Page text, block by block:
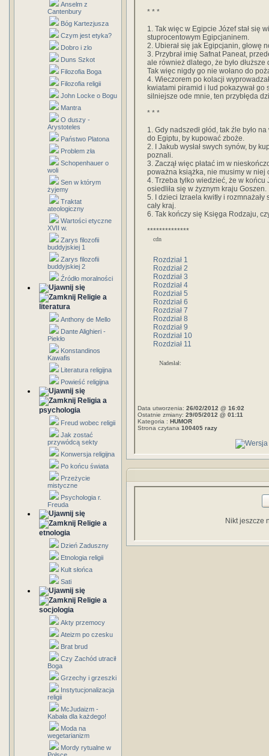
Anselm z
Cantenbury
Bóg Kartezjusza
Czym jest etyka?
Dobro i zlo
Duns Szkot
Filozofia Boga
Filozofia religii
John Locke o Bogu
Mantra
O duszy -
Arystoteles
Państwo Platona
Problem zła
Schopenhauer o
woli
Sen w którym
żyjemy
Traktat
ateologiczny
Wartości etyczne
XVII w.
Zarys filozofii
buddyjskiej 1
Zarys filozofii
buddyjskiej 2
Źródło moralności
Religie a
literatura
Anthony de Mello
Dante Alighieri -
Piekło
Konstandinos
Kawafis
Literatura religijna
Powieść religijna
Religia a
psychologia
Freud wobec religii
Jak zostać
przywódcą sekty
Konwersja religijna
Po końcu świata
Przeżycie
mistyczne
Psychologia r.
Freuda
Religie a
etnologia
Dzień Zaduszny
Etnologia religii
Kult słońca
Sati
Religie a
socjologia
Akty przemocy
Ateizm po czesku
Brat brud
Czy Zachód utracił
Boga
Grzechy i grzeszki
Instytucjonalizacja
religii
McJudaizm -
Kabała dla każdego!
Moda na
wegetarianizm
Mordy rytualne w
* * *
1. Tak więc w Egipcie Józef stał się
stuprocentowym Egipcjaninem.
2. Ubierał się jak Egipcjanin, głowę
3. Przybrał imię Safnat Paneat,
ale również dlatego, że było
Tak więc nigdy go nie wołano do
4. Wieczorem po kolacji
kwiatami piramid i lud pokazywał
silniejsze ode mnie, ten przybłęda
* * *
1. Gdy nadszedł głód, tak źle było
do Egiptu, by kupować zboże.
2. I Jakub wysłał swych synów, by
poznali.
3. Zaczął więc płatać im w
poważna książka, nie musimy w niej
4. Trzeba tylko wiedzieć, że w końcu
osiedliła się w żyznym kraju Goszen.
5. I dzieci Izraela kwitły i rozmnażały
cały kraj.
6. Tak kończy się Księga Rodzaju,
**************
cdn
Rozdział 1
Rozdział 2
Rozdział 3
Rozdział 4
Rozdział 5
Rozdział 6
Rozdział 7
Rozdział 8
Rozdział 9
Rozdział 10
Rozdział 11
Nadesłał:
Data utworzenia: 26/02/2012 @ 16:02
Ostatnie zmiany: 29/05/2012 @ 01:11
Kategoria : HUMOR
Strona czytana 100405 razy
Nikt jeszcze